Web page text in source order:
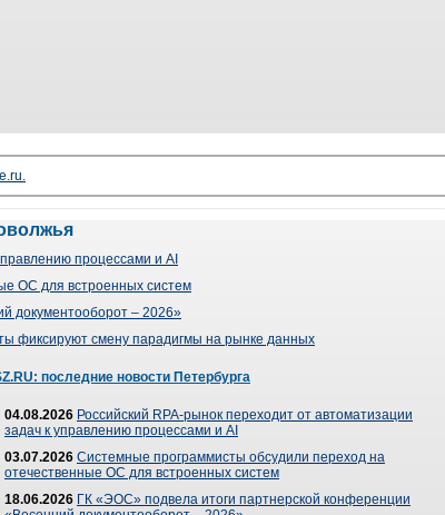
процессами и AI
ОС для встроенных систем
документооборот – 2026»
фиксируют смену парадигмы на рынке данных
последние новости Петербурга
04.08.2026 Российский RPA-рынок переходит от автоматизации
задач к управлению процессами и AI
03.07.2026 Системные программисты обсудили переход на
отечественные ОС для встроенных систем
18.06.2026 ГК «ЭОС» подвела итоги партнерской конференции